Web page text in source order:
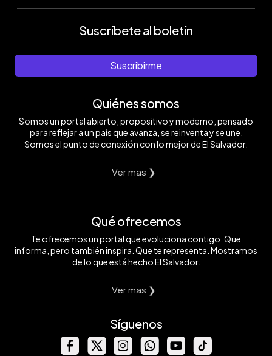
Suscríbete al boletín
Suscribirme
Quiénes somos
Somos un portal abierto, propositivo y moderno, pensado
para reflejar a un país que avanza, se reinventa y se une.
Somos el punto de conexión con lo mejor de El Salvador.
Ver mas ❯
Qué ofrecemos
Te ofrecemos un portal que evoluciona contigo. Que
informa, pero también inspira. Que te representa. Mostramos
de lo que está hecho El Salvador.
Ver mas ❯
Síguenos